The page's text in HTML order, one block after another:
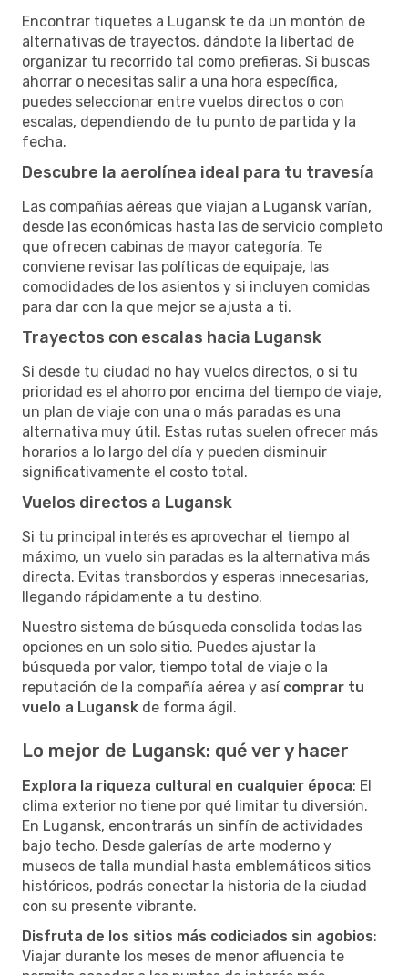
Encontrar tiquetes a Lugansk te da un montón de
alternativas de trayectos, dándote la libertad de
organizar tu recorrido tal como prefieras. Si buscas
ahorrar o necesitas salir a una hora específica,
puedes seleccionar entre vuelos directos o con
escalas, dependiendo de tu punto de partida y la
fecha.
Descubre la aerolínea ideal para tu travesía
Las compañías aéreas que viajan a Lugansk varían,
desde las económicas hasta las de servicio completo
que ofrecen cabinas de mayor categoría. Te
conviene revisar las políticas de equipaje, las
comodidades de los asientos y si incluyen comidas
para dar con la que mejor se ajusta a ti.
Trayectos con escalas hacia Lugansk
Si desde tu ciudad no hay vuelos directos, o si tu
prioridad es el ahorro por encima del tiempo de viaje,
un plan de viaje con una o más paradas es una
alternativa muy útil. Estas rutas suelen ofrecer más
horarios a lo largo del día y pueden disminuir
significativamente el costo total.
Vuelos directos a Lugansk
Si tu principal interés es aprovechar el tiempo al
máximo, un vuelo sin paradas es la alternativa más
directa. Evitas transbordos y esperas innecesarias,
llegando rápidamente a tu destino.
Nuestro sistema de búsqueda consolida todas las
opciones en un solo sitio. Puedes ajustar la
búsqueda por valor, tiempo total de viaje o la
reputación de la compañía aérea y así comprar tu
vuelo a Lugansk de forma ágil.
Lo mejor de Lugansk: qué ver y hacer
Explora la riqueza cultural en cualquier época: El
clima exterior no tiene por qué limitar tu diversión.
En Lugansk, encontrarás un sinfín de actividades
bajo techo. Desde galerías de arte moderno y
museos de talla mundial hasta emblemáticos sitios
históricos, podrás conectar la historia de la ciudad
con su presente vibrante.
Disfruta de los sitios más codiciados sin agobios:
Viajar durante los meses de menor afluencia te